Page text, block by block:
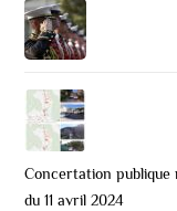
Concertation
du 11 avril 2024